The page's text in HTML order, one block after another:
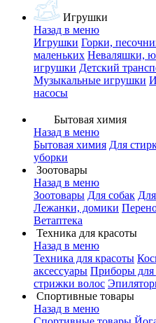
Игрушки
Назад в меню
Игрушки Горки,
маленьких Неваляшки,
игрушки Детский
Музыкальные игрушки
насосы
Бытовая химия
Назад в меню
Бытовая химия Для
уборки
Зоотовары
Назад в меню
Зоотовары Для собак
Лежанки, домики
Ветаптека
Техника для красоты
Назад в меню
Техника для красоты
аксессуары Приборы для
стрижки волос
Спортивные товары
Назад в меню